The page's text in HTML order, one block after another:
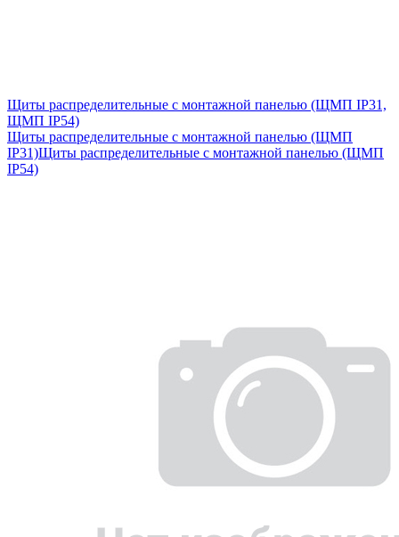
Щиты распределительные с монтажной панелью (ЩМП IP31,
ЩМП IP54)
Щиты распределительные с монтажной панелью (ЩМП
IP31)Щиты распределительные с монтажной панелью (ЩМП
IP54)